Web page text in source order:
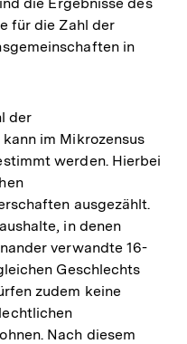
für die Zahl der
in
der
im Mikrozensus
werden. Hierbei
ausgezählt.
in denen
verwandte 16-
Geschlechts
zudem keine
Nach diesem